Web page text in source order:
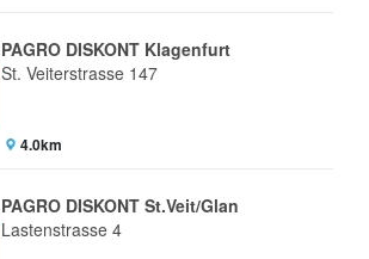
PAGRO DISKONT Klagenfurt
St. Veiterstrasse 147
4.0km
PAGRO DISKONT St.Veit/Glan
Lastenstrasse 4